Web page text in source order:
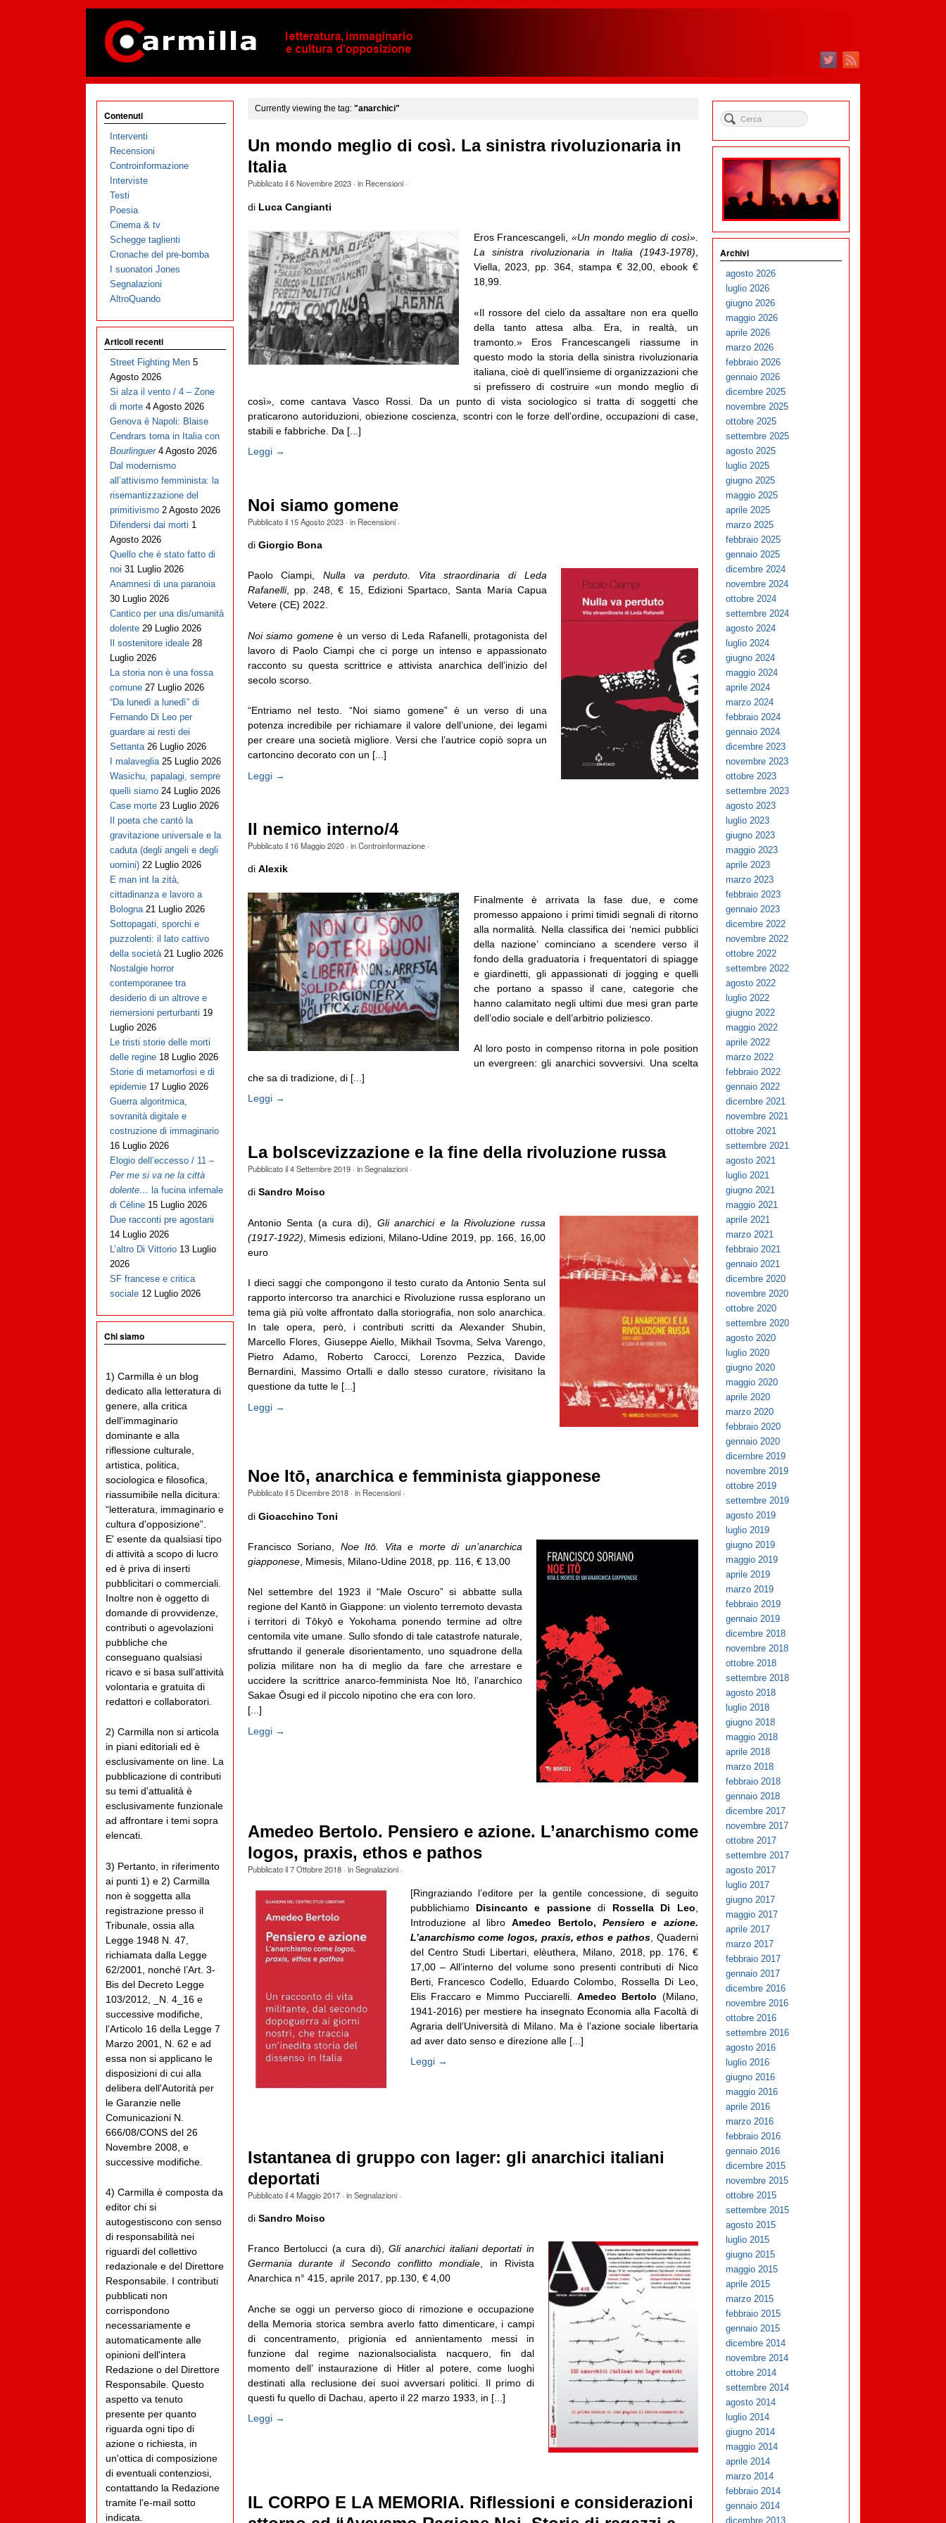
Currently viewing the tag: "anarchici"
Un mondo meglio di così. La sinistra rivoluzionaria in
Italia
Pubblicato il6 Novembre 2023· in Recensioni·
di Luca Cangianti
Eros Francescangeli, «Un mondo meglio di così».
La sinistra rivoluzionaria in Italia (1943-1978)
Viella, 2023, pp. 364, stampa € 32,00, ebook €
18,99.
«Il rossore del cielo da assaltare non era quello
della tanto attesa alba. Era, in realtà, un
tramonto.» Eros Francescangeli riassume in
questo modo la storia della sinistra rivoluzionaria
italiana, cioè di quell’insieme di organizzazioni che
si prefissero di costruire «un mondo meglio di
così», come cantava Vasco Rossi. Da un punto di vista sociologico si tratta di soggetti che
praticarono autoriduzioni, obiezione coscienza, scontri con le forze dell’ordine, occupazioni di case,
stabili e fabbriche. Da [...]
Leggi →
Noi siamo gomene
Pubblicato il 15 Agosto 2023· in Recensioni·
di Giorgio Bona
Paolo Ciampi,Nulla va perduto. Vita straordinaria di Leda
Rafanelli, pp. 248, € 15, Edizioni Spartaco, Santa Maria Capua
Vetere (CE) 2022.
Noi siamo gomeneè un verso di Leda Rafanelli, protagonista del
lavoro di Paolo Ciampi che ci porge un intenso e appassionato
racconto su questa scrittrice e attivista anarchica dell’inizio del
secolo scorso.
“Entriamo nel testo. “Noi siamo gomene” è un verso di una
potenza incredibile per richiamare il valore dell’unione, dei legami
per creare una società migliore. Versi che l’autrice copiò sopra un
cartoncino decorato con un [...]
Leggi →
Il nemico interno/4
Pubblicato il 16 Maggio 2020· inControinformazione·
di Alexik
Finalmente è arrivata la fase due, e come
promesso appaiono i primi timidi segnali di ritorno
alla normalità. Nella classifica dei ‘nemici pubblici
della nazione’ cominciano a scendere verso il
fondo della graduatoria i frequentatori di spiagge
e giardinetti, gli appassionati di jogging e quelli
che portano a spasso il cane, categorie che
hanno calamitato negli ultimi due mesi gran parte
dell’odio sociale e dell’arbitrio poliziesco.
Al loro posto in compenso ritorna in pole position
un evergreen: gli anarchici sovversivi. Una scelta
che sa di tradizione, di [...]
Leggi →
La bolscevizzazione e la fine della rivoluzione russa
Pubblicato il4 Settembre 2019· inSegnalazioni·
di Sandro Moiso
Antonio Senta (a cura di), Gli anarchici e la Rivoluzione russa
(1917-1922) , Mimesis edizioni, Milano-Udine 2019, pp. 166, 16,00
euro
I dieci saggi che compongono il testo curato da Antonio Senta sul
rapporto intercorso tra anarchici e Rivoluzione russa esplorano un
tema già più volte affrontato dalla storiografia, non solo anarchica.
In tale opera, però, i contributi scritti da Alexander Shubin,
Marcello Flores, Giuseppe Aiello, Mikhail Tsovma, Selva Varengo,
Pietro Adamo, Roberto Carocci, Lorenzo Pezzica, Davide
Bernardini, Massimo Ortalli e dallo stesso curatore, rivisitano la
questione da tutte le [...]
Leggi →
Noe Itō, anarchica e femminista giapponese
Pubblicato il5 Dicembre 2018· in Recensioni·
di Gioacchino Toni
Francisco Soriano, Noe Itō. Vita e morte di un’anarchica
giapponese, Mimesis, Milano-Udine 2018, pp. 116, € 13,00
Nel settembre del 1923 il “Male Oscuro” si abbatte sulla
regione del Kantō in Giappone: un violento terremoto devasta
i territori di Tōkyō e Yokohama ponendo termine ad oltre
centomila vite umane. Sullo sfondo di tale catastrofe naturale,
sfruttando il generale disorientamento, uno squadrone della
polizia militare non ha di meglio da fare che arrestare e
uccidere la scrittrice anarco-femminista Noe Itō, l’anarchico
Sakae Ōsugi ed il piccolo nipotino che era con loro.
[...]
Leggi →
Amedeo Bertolo. Pensiero e azione. L’anarchismo come
logos, praxis, ethos e pathos
Pubblicato il7 Ottobre 2018· inSegnalazioni·
[Ringraziando l’editore per la gentile concessione, di seguito
pubblichiamo Disincanto e passionedi Rossella Di Leo
Introduzione al libroAmedeo Bertolo, Pensiero e azione.
L’anarchismo come logos, praxis, ethos e pathos, Quaderni
del Centro Studi Libertari, elèuthera, Milano, 2018, pp. 176, €
17,00 – All’interno del volume sono presenti contributi di Nico
Berti, Francesco Codello, Eduardo Colombo, Rossella Di Leo,
Elis Fraccaro e Mimmo Pucciarelli.Amedeo Bertolo (Milano,
1941-2016) per mestiere ha insegnato Economia alla Facoltà di
Agraria dell’Università di Milano. Ma è l’azione sociale libertaria
ad aver dato senso e direzione alle [...]
Leggi →
Istantanea di gruppo con lager: gli anarchici italiani
deportati
Pubblicato il4 Maggio 2017· inSegnalazioni·
di Sandro Moiso
Franco Bertolucci (a cura di), Gli anarchici italiani deportati in
Germania durante il Secondo conflitto mondiale, in Rivista
Anarchica n° 415, aprile 2017, pp.130, € 4,00
Anche se oggi un perverso gioco di rimozione e occupazione
della Memoria storica sembra averlo fatto dimenticare, i campi
di concentramento, prigionia ed annientamento messi in
funzione dal regime nazionalsocialista nacquero, fin dal
momento dell’ instaurazione di Hitler al potere, come luoghi
destinati alla reclusione dei suoi avversari politici. Il primo di
questi fu quello di Dachau, aperto il 22 marzo 1933, in [...]
Leggi →
IL CORPO E LA MEMORIA. Riflessioni e considerazioni
Contenuti
Interventi
Recensioni
Controinformazione
Interviste
Testi
Poesia
Cinema & tv
Schegge taglienti
Cronache del pre-bomba
I suonatori Jones
Segnalazioni
AltroQuando
Articoli recenti
Street Fighting Men 5
Agosto 2026
Si alza il vento / 4 – Zone
di morte 4 Agosto 2026
Genova è Napoli: Blaise
Cendrars torna in Italia con
Bourlinguer 4 Agosto 2026
Dal modernismo
all’attivismo femminista: la
risemantizzazione del
primitivismo 2 Agosto 2026
Difendersi dai morti 1
Agosto 2026
Quello che è stato fatto di
noi 31 Luglio 2026
Anamnesi di una paranoia
30 Luglio 2026
Cantico per una dis/umanità
dolente 29 Luglio 2026
Il sostenitore ideale 28
Luglio 2026
La storia non è una fossa
comune 27 Luglio 2026
“Da lunedì a lunedì” di
Fernando Di Leo per
guardare ai resti dei
Settanta 26 Luglio 2026
I malaveglia 25 Luglio 2026
Wasichu, papalagi, sempre
quelli siamo 24 Luglio 2026
Case morte 23 Luglio 2026
Il poeta che cantò la
gravitazione universale e la
caduta (degli angeli e degli
uomini) 22 Luglio 2026
E man int la zità,
cittadinanza e lavoro a
Bologna 21 Luglio 2026
Sottopagati, sporchi e
puzzolenti: il lato cattivo
della società 21 Luglio 2026
Nostalgie horror
contemporanee tra
desiderio di un altrove e
riemersioni perturbanti 19
Luglio 2026
Le tristi storie delle morti
delle regine 18 Luglio 2026
Storie di metamorfosi e di
epidemie 17 Luglio 2026
Guerra algoritmica,
sovranità digitale e
costruzione di immaginario
16 Luglio 2026
Elogio dell’eccesso / 11 –
Per me si va ne la città
dolente… la fucina infernale
di Cèline 15 Luglio 2026
Due racconti pre agostani
14 Luglio 2026
L’altro Di Vittorio 13 Luglio
2026
SF francese e critica
sociale 12 Luglio 2026
Chi siamo
1) Carmilla è un blog
dedicato alla letteratura di
genere, alla critica
dell'immaginario
dominante e alla
riflessione culturale,
artistica, politica,
sociologica e filosofica,
riassumibile nella dicitura:
“letteratura, immaginario e
cultura d'opposizione”.
E' esente da qualsiasi tipo
di attività a scopo di lucro
ed è priva di inserti
pubblicitari o commerciali.
Inoltre non è oggetto di
domande di provvidenze,
contributi o agevolazioni
pubbliche che
conseguano qualsiasi
ricavo e si basa sull'attività
volontaria e gratuita di
redattori e collaboratori.
2) Carmilla non si articola
in piani editoriali ed è
esclusivamente on line. La
pubblicazione di contributi
su temi d'attualità è
esclusivamente funzionale
ad affrontare i temi sopra
elencati.
3) Pertanto, in riferimento
ai punti 1) e 2) Carmilla
non è soggetta alla
registrazione presso il
Tribunale, ossia alla
Legge 1948 N. 47,
richiamata dalla Legge
62/2001, nonché l’Art. 3-
Bis del Decreto Legge
103/2012, _N. 4_16 e
successive modifiche,
l’Articolo 16 della Legge 7
Marzo 2001, N. 62 e ad
essa non si applicano le
disposizioni di cui alla
delibera dell'Autorità per
le Garanzie nelle
Comunicazioni N.
666/08/CONS del 26
Novembre 2008, e
successive modifiche.
4) Carmilla è composta da
editor chi si
autogestiscono con senso
di responsabilità nei
riguardi del collettivo
redazionale e del Direttore
Responsabile. I contributi
pubblicati non
corrispondono
necessariamente e
automaticamente alle
opinioni dell'intera
Redazione o del Direttore
Responsabile. Questo
aspetto va tenuto
presente per quanto
riguarda ogni tipo di
azione o richiesta, in
un'ottica di composizione
di eventuali contenziosi,
contattando la Redazione
tramite l'e-mail sotto
indicata.
Archivi
agosto 2026
luglio 2026
giugno 2026
maggio 2026
aprile 2026
marzo 2026
febbraio 2026
gennaio 2026
dicembre 2025
novembre 2025
ottobre 2025
settembre 2025
agosto 2025
luglio 2025
giugno 2025
maggio 2025
aprile 2025
marzo 2025
febbraio 2025
gennaio 2025
dicembre 2024
novembre 2024
ottobre 2024
settembre 2024
agosto 2024
luglio 2024
giugno 2024
maggio 2024
aprile 2024
marzo 2024
febbraio 2024
gennaio 2024
dicembre 2023
novembre 2023
ottobre 2023
settembre 2023
agosto 2023
luglio 2023
giugno 2023
maggio 2023
aprile 2023
marzo 2023
febbraio 2023
gennaio 2023
dicembre 2022
novembre 2022
ottobre 2022
settembre 2022
agosto 2022
luglio 2022
giugno 2022
maggio 2022
aprile 2022
marzo 2022
febbraio 2022
gennaio 2022
dicembre 2021
novembre 2021
ottobre 2021
settembre 2021
agosto 2021
luglio 2021
giugno 2021
maggio 2021
aprile 2021
marzo 2021
febbraio 2021
gennaio 2021
dicembre 2020
novembre 2020
ottobre 2020
settembre 2020
agosto 2020
luglio 2020
giugno 2020
maggio 2020
aprile 2020
marzo 2020
febbraio 2020
gennaio 2020
dicembre 2019
novembre 2019
ottobre 2019
settembre 2019
agosto 2019
luglio 2019
giugno 2019
maggio 2019
aprile 2019
marzo 2019
febbraio 2019
gennaio 2019
dicembre 2018
novembre 2018
ottobre 2018
settembre 2018
agosto 2018
luglio 2018
giugno 2018
maggio 2018
aprile 2018
marzo 2018
febbraio 2018
gennaio 2018
dicembre 2017
novembre 2017
ottobre 2017
settembre 2017
agosto 2017
luglio 2017
giugno 2017
maggio 2017
aprile 2017
marzo 2017
febbraio 2017
gennaio 2017
dicembre 2016
novembre 2016
ottobre 2016
settembre 2016
agosto 2016
luglio 2016
giugno 2016
maggio 2016
aprile 2016
marzo 2016
febbraio 2016
gennaio 2016
dicembre 2015
novembre 2015
ottobre 2015
settembre 2015
agosto 2015
luglio 2015
giugno 2015
maggio 2015
aprile 2015
marzo 2015
febbraio 2015
gennaio 2015
dicembre 2014
novembre 2014
ottobre 2014
settembre 2014
agosto 2014
luglio 2014
giugno 2014
maggio 2014
aprile 2014
marzo 2014
febbraio 2014
gennaio 2014
dicembre 2013